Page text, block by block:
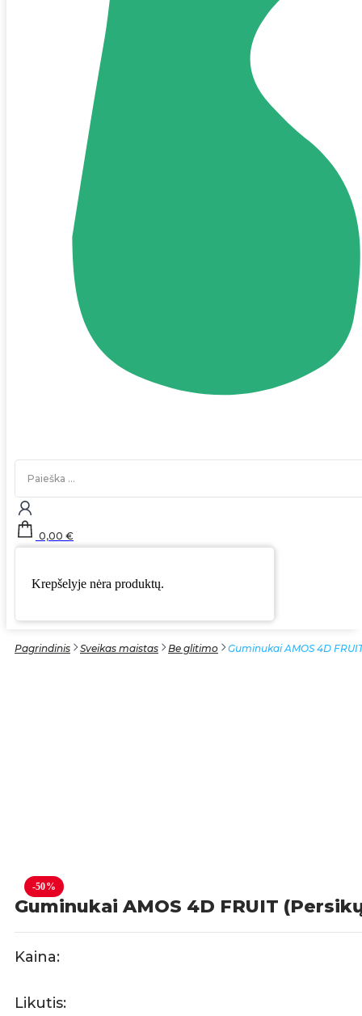
Search
0,00 €
Krepšelyje nėra produktų.
Pagrindinis Sveikas maistas Be glitimo Guminukai AMOS 4D
-50%
Guminukai AMOS 4D FRUIT
Kaina:
Likutis: